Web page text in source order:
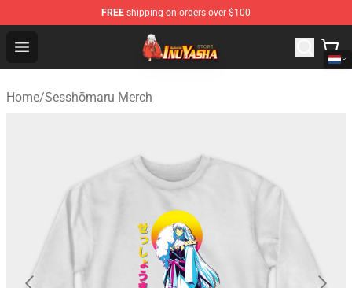
FREE shipping on orders over $100
Open menu
Inuyasha Store - Official Inuyasha Merchandise Shop
Home/Sesshōmaru Merch